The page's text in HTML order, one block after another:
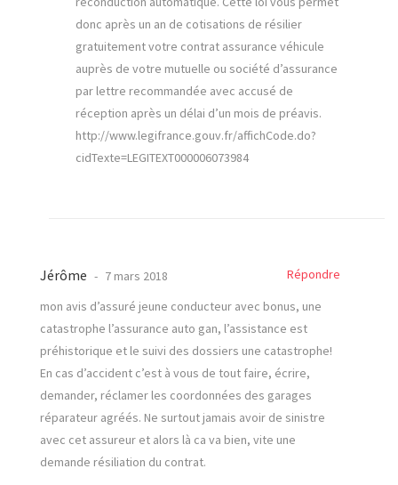
donc après un an de cotisations de résilier
gratuitement votre contrat assurance véhicule
auprès de votre mutuelle ou société d’assurance
par lettre recommandée avec accusé de
réception après un délai d’un mois de préavis.
http://www.legifrance.gouv.fr/affichCode.do?
cidTexte=LEGITEXT000006073984
Jérôme 7 mars 2018
Répondre
mon avis d’assuré jeune conducteur avec bonus, une
catastrophe l’assurance auto gan, l’assistance est
préhistorique et le suivi des dossiers une catastrophe!
En cas d’accident c’est à vous de tout faire, écrire,
demander, réclamer les coordonnées des garages
réparateur agréés. Ne surtout jamais avoir de sinistre
avec cet assureur et alors là ca va bien, vite une
demande résiliation du contrat.